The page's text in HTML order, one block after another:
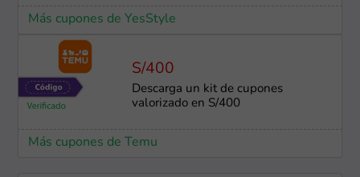
Más cupones de YesStyle
S/400
Descarga un kit de cupones
valorizado en S/400
Más cupones de Temu